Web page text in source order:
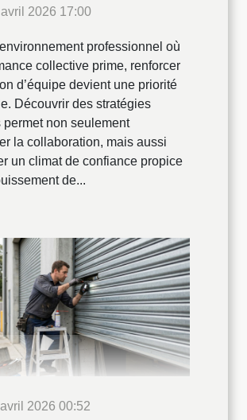
avril 2026 17:00
professionnel où
collective prime, renforcer
d’équipe devient une priorité
Découvrir des stratégies
permet non seulement
la collaboration, mais aussi
un climat de confiance propice
de...
2026 00:52